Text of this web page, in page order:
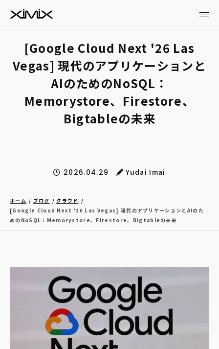
[Google Cloud Next '26 Las
Vegas] 現代のアプリケーションと
AIのためのNoSQL：
Memorystore、Firestore、
Bigtableの未来
2026.04.29 Yudai Imai
ホーム ブログ
クラウド
[Google Cloud Next '26 Las Vegas] 現代のアプリケーションとAIのた
めのNoSQL：Memorystore、Firestore、Bigtableの未来